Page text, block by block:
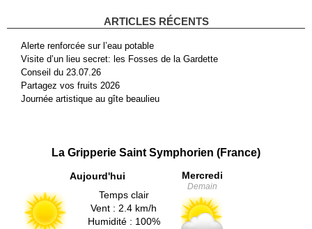
ARTICLES RÉCENTS
Alerte renforcée sur l’eau potable
Visite d’un lieu secret: les Fosses de la Gardette
Conseil du 23.07.26
Partagez vos fruits 2026
Journée artistique au gîte beaulieu
La Gripperie Saint Symphorien (France)
Aujourd'hui
Temps clair
Vent : 2.4 km/h
Humidité : 100%
Mercredi
Demain